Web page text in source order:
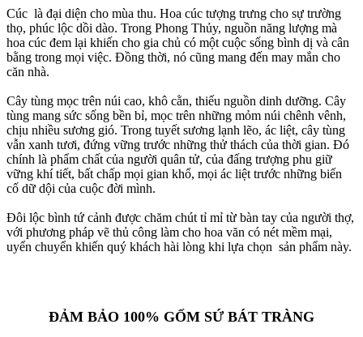
Cúc là đại diện cho mùa thu. Hoa cúc tượng trưng cho sự trường
thọ, phúc lộc dồi dào. Trong Phong Thủy, nguồn năng lượng mà
hoa cúc đem lại khiến cho gia chủ có một cuộc sống bình dị và cân
bằng trong mọi việc. Đồng thời, nó cũng mang đến may mắn cho
căn nhà.
Cây tùng mọc trên núi cao, khô cằn, thiếu nguồn dinh dưỡng. Cây
tùng mang sức sống bền bỉ, mọc trên những mỏm núi chênh vênh,
chịu nhiều sương gió. Trong tuyết sương lạnh lẽo, ác liệt, cây tùng
vẫn xanh tươi, đứng vững trước những thử thách của thời gian. Đó
chính là phẩm chất của người quân tử, của đấng trượng phu giữ
vững khí tiết, bất chấp mọi gian khổ, mọi ác liệt trước những biến
cố dữ dội của cuộc đời mình.
Đôi lộc bình tứ cảnh được chăm chút tỉ mỉ từ bàn tay của người thợ,
với phương pháp vẽ thủ công làm cho hoa văn có nét mềm mại,
uyển chuyển khiến quý khách hài lòng khi lựa chọn sản phẩm này.
ĐẢM BẢO 100% GỐM SỨ BÁT TRÀNG